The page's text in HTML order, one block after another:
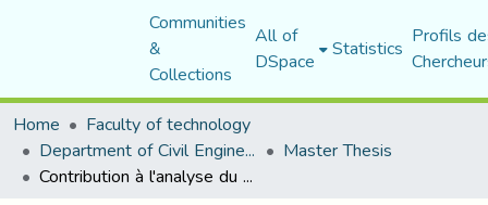
Communities
&
Collections
All of
DSpace Statistics Profils
Home
Faculty of technology
Department of Civil Engineering Master Thesis
Contribution à l'analyse du comportement dynamique d’un barrage en terre (Barrage de Soubella)